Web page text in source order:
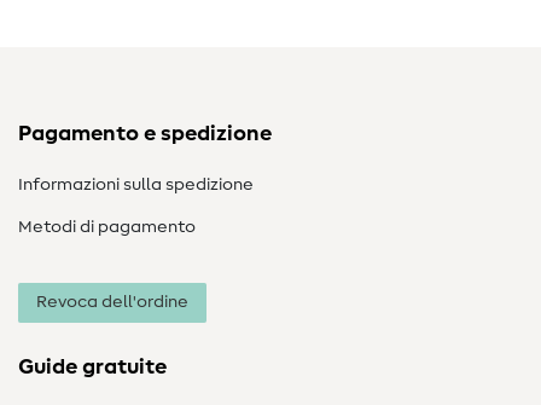
Pagamento e spedizione
Informazioni sulla spedizione
Metodi di pagamento
Revoca dell'ordine
Guide gratuite